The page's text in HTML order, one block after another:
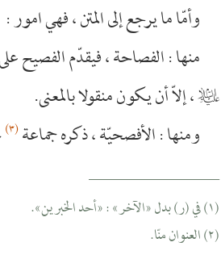
وأمّا ما يرجع إلى المتن ، فهي امور :
منها : الفصاحة ، فيقدّم الفصيح
عليه‌السلام، إلاّ أن يكون منقولا بالمعنى.
ومنها : الأفصحيّة ، ذكره جماعة(٣)
__________________
(١) في (ر) بدل «الآخر» : «أحد الخبرين».
(٢) العنوان منّا.